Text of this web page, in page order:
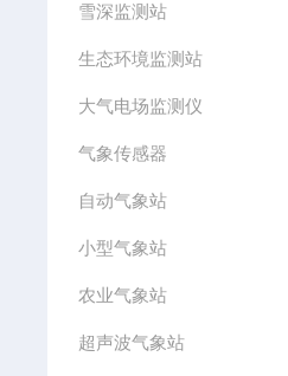
雪深监测站
生态环境监测站
大气电场监测仪
气象传感器
自动气象站
小型气象站
农业气象站
超声波气象站